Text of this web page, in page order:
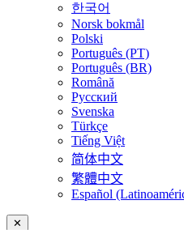
한국어
Norsk bokmål
Polski
Português (PT)
Português (BR)
Română
Русский
Svenska
Türkçe
Tiếng Việt
简体中文
繁體中文
Español
✕